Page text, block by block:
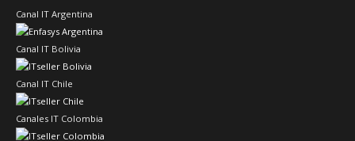
Canal IT Argentina
Canal IT Bolivia
Canal IT Chile
Canales IT Colombia